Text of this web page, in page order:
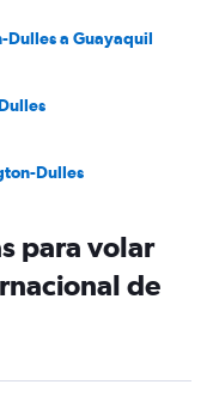
Dulles a Guayaquil
Dulles
para volar
de